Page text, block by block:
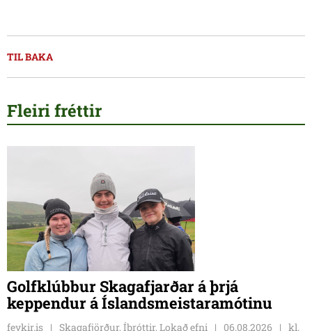
TIL BAKA
Fleiri fréttir
Golfklúbbur Skagafjarðar á þrjá
keppendur á Íslandsmeistaramótinu
feykir.is Skagafjörður, Íþróttir, Lokað efni 06.08.2026 kl.